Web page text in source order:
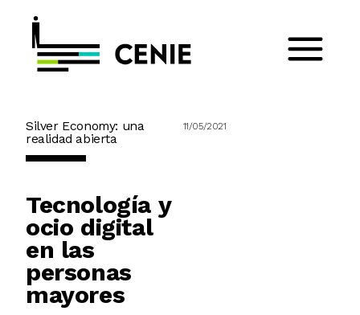
Silver Economy: una
realidad abierta
11/05/2021
Tecnología y
ocio digital
en las
personas
mayores